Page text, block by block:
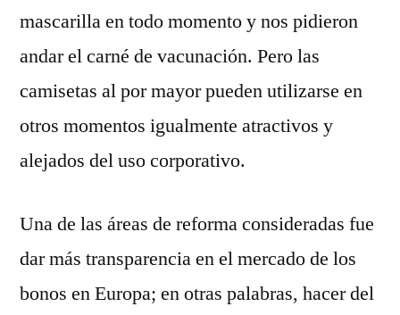
mascarilla en todo momento y nos pidieron
andar el carné de vacunación. Pero las
camisetas al por mayor pueden utilizarse en
otros momentos igualmente atractivos y
alejados del uso corporativo.
Una de las áreas de reforma consideradas fue
dar más transparencia en el mercado de los
bonos en Europa; en otras palabras, hacer del